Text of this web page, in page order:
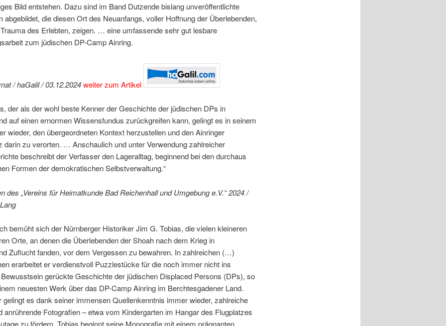
Bild entstehen. Dazu sind im Band Dutzende bislang unveröffentlichte
abgebildet, die diesen Ort des Neuanfangs, voller Hoffnung der Überlebenden,
des Erlebten, zeigen. … eine umfassende sehr gut lesbare
zum jüdischen DP-Camp Ainring.
/ haGalil / 03.12.2024weiter zum Artikel
der als der wohl beste Kenner der Geschichte der jüdischen DPs in
auf einen ernormen Wissensfundus zurückgreifen kann, gelingt es in seinem
wieder, den übergeordneten Kontext herzustellen und den Ainringer
darin zu verorten. … Anschaulich und unter Verwendung zahlreicher
beschreibt der Verfasser den Lageralltag, beginnend bei den durchaus
Formen der demokratischen Selbstverwaltung.“
des „Vereins für Heimatkunde Bad Reichenhall und Umgebung e.V.“ 2024 /
bemüht sich der Nürnberger Historiker Jim G. Tobias, die vielen kleineren
Orte, an denen die Überlebenden der Shoah nach dem Krieg in
Zuflucht fanden, vor dem Vergessen zu bewahren. In zahlreichen (…)
erarbeitet er verdienstvoll Puzzlestücke für die noch immer nicht ins
gerückte Geschichte der jüdischen Displaced Persons (DPs), so
neuesten Werk über das DP-Camp Ainring im Berchtesgadener Land.
gelingt es dank seiner immensen Quellenkenntnis immer wieder, zahlreiche
anrührende Fotografien – etwa vom Kindergarten im Hangar des Flugplatzes
zu fördern. Tobias beginnt seine Monografie mit einem prägnanten